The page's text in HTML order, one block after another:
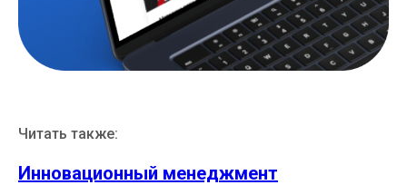
Читать также:
Инновационный менеджмент